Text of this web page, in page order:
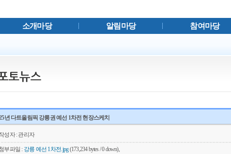
소개마당 알림마당 참여마당
년 다트올림픽 강릉권 예선 1차전 현장스케치
성자 : 관리자
부파일 : 강릉 예선 1차전.jpg(173,234 bytes / 0 down),